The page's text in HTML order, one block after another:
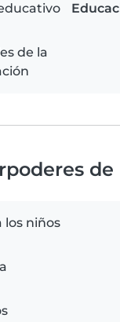
de la
de
los niños